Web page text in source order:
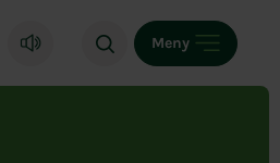
Meny